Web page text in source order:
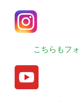
こちらもフォ